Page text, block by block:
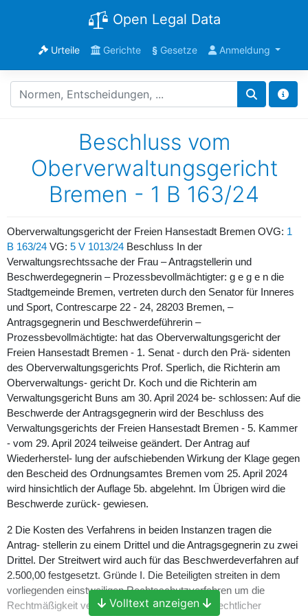
Open Legal Data
Urteile Gerichte §Gesetze Anmeldung
Beschluss vom
Oberverwaltungsgericht
Bremen - 1 B 163/24
Oberverwaltungsgericht der Freien Hansestadt Bremen OVG: 1
B 163/24 VG: 5 V 1013/24 Beschluss In der
Verwaltungsrechtssache der Frau – Antragstellerin und
Beschwerdegegnerin – Prozessbevollmächtigter: g e g e n die
Stadtgemeinde Bremen, vertreten durch den Senator für Inneres
und Sport, Contrescarpe 22 - 24, 28203 Bremen, –
Antragsgegnerin und Beschwerdeführerin –
Prozessbevollmächtigte: hat das Oberverwaltungsgericht der
Freien Hansestadt Bremen - 1. Senat - durch den Prä- sidenten
des Oberverwaltungsgerichts Prof. Sperlich, die Richterin am
Oberverwaltungs- gericht Dr. Koch und die Richterin am
Verwaltungsgericht Buns am 30. April 2024 be- schlossen: Auf die
Beschwerde der Antragsgegnerin wird der Beschluss des
Verwaltungsgerichts der Freien Hansestadt Bremen - 5. Kammer
- vom 29. April 2024 teilweise geändert. Der Antrag auf
Wiederherstel- lung der aufschiebenden Wirkung der Klage gegen
den Bescheid des Ordnungsamtes Bremen vom 25. April 2024
wird hinsichtlich der Auflage 5b. abgelehnt. Im Übrigen wird die
Beschwerde zurück- gewiesen.
2 Die Kosten des Verfahrens in beiden Instanzen tragen die
Antrag- stellerin zu einem Drittel und die Antragsgegnerin zu zwei
Drittel. Der Streitwert wird auch für das Beschwerdeverfahren auf
2.500,00 festgesetzt. Gründe I. Die Beteiligten streiten in dem
vorliegenden einstweiligen Rechtsschutzverfahren um die
Rechtmäßigkeit verschiedener versammlungsrechtlicher
Volltext anzeigen